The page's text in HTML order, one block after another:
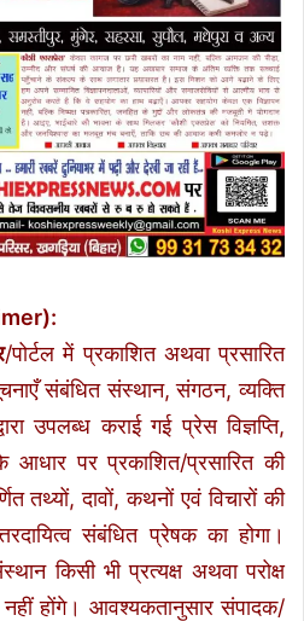
/पोर्टल में प्रकाशित अथवा प्रसारित
संबंधित संस्थान, संगठन, व्यक्ति
उपलब्ध कराई गई प्रेस विज्ञप्ति,
आधार पर प्रकाशित/प्रसारित की
तथ्यों, दावों, कथनों एवं विचारों की
संबंधित प्रेषक का होगा।
किसी भी प्रत्यक्ष अथवा परोक्ष
नहीं होंगे। आवश्यकतानुसार संपादक/